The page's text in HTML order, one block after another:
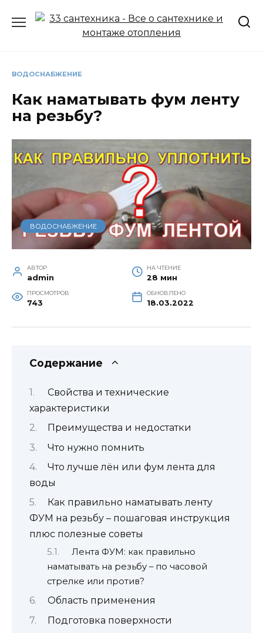
ВОДОСНАБЖЕНИЕ
Как наматывать фум ленту
на резьбу?
ВОДОСНАБЖЕНИЕ
АВТОР
admin
НА ЧТЕНИЕ
28 мин
ПРОСМОТРОВ
743
ОБНОВЛЕНО
18.03.2022
Содержание
Свойства и технические
характеристики
Преимущества и недостатки
Что нужно помнить
Что лучше лён или фум лента для
воды
Как правильно наматывать ленту
ФУМ на резьбу – пошаговая инструкция
плюс полезные советы
Лента ФУМ: как правильно
наматывать на резьбу – по часовой
стрелке или против?
Область применения
Подготовка поверхности